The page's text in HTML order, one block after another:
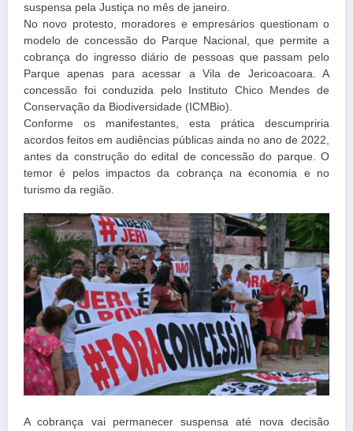
suspensa pela Justiça no mês de janeiro.
No novo protesto, moradores e empresários questionam o
modelo de concessão do Parque Nacional, que permite a
cobrança do ingresso diário de pessoas que passam pelo
Parque apenas para acessar a Vila de Jericoacoara. A
concessão foi conduzida pelo Instituto Chico Mendes de
Conservação da Biodiversidade (ICMBio).
Conforme os manifestantes, esta prática descumpriria
acordos feitos em audiências públicas ainda no ano de 2022,
antes da construção do edital de concessão do parque. O
temor é pelos impactos da cobrança na economia e no
turismo da região.
A cobrança vai permanecer suspensa até nova decisão